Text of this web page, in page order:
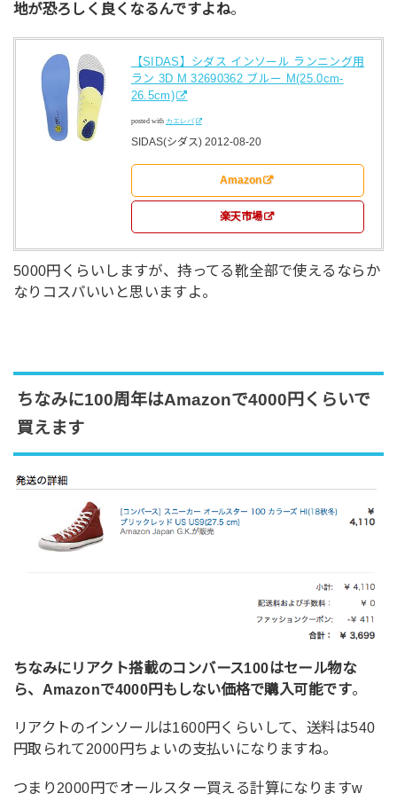
地が恐ろしく良くなるんですよね。
【SIDAS】シダス インソール ランニング用
ラン 3D M 32690362 ブルー M(25.0cm-
26.5cm)
posted with カエレバ
SIDAS(シダス) 2012-08-20
Amazon
楽天市場
5000円くらいしますが、持ってる靴全部で使えるならか
なりコスパいいと思いますよ。
ちなみに100周年はAmazonで4000円くらいで
買えます
ちなみにリアクト搭載のコンバース100はセール物な
ら、Amazonで4000円もしない価格で購入可能です。
リアクトのインソールは1600円くらいして、送料は540
円取られて2000円ちょいの支払いになりますね。
つまり2000円でオールスター買える計算になりますw